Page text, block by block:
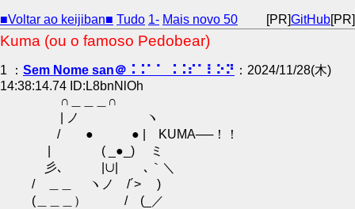
■Voltar ao keijiban■ Tudo 1- Mais novo 50 [PR]GitHub[PR]
Kuma (ou o famoso Pedobear)
1 ： Sem Nome san＠⠨⠨⠁⠁ ⠨⠨⠎⠁⠇⠕⠝ ：2024/11/28(木)
14:38:14.74 ID:L8bnNlOh
∩＿＿＿∩
| ノ ヽ
/ ● ● | KUMA──！！
| ( _●_) ミ
彡､ |∪| ､｀＼
/ ＿＿ ヽノ /´> )
(＿＿＿） / (_／